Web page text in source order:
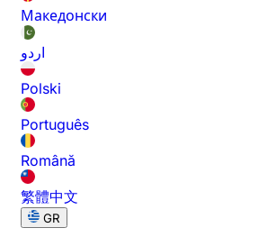
Македонски
اردو
Polski
Português
Română
繁體中文
GR